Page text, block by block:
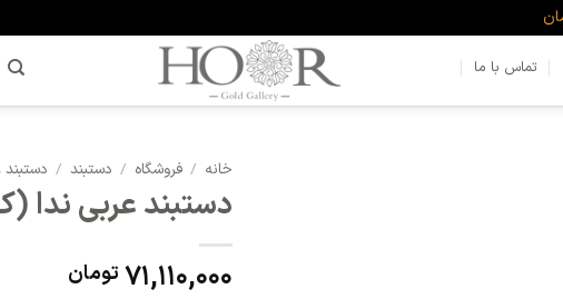
تماس با ما
خانه / فروشگاه / دستبند /
دستبند عربی ندا (کد
71,110,000 تومان